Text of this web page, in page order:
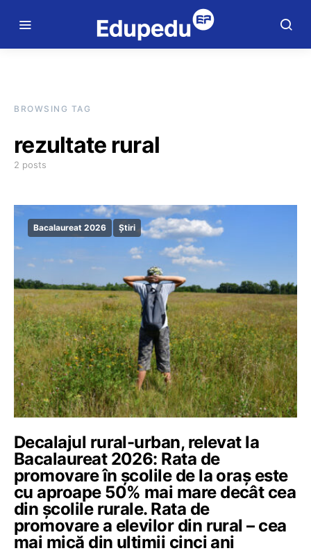
BROWSING TAG
rezultate rural
2 posts
Bacalaureat 2026 Știri
Decalajul rural-urban, relevat la
Bacalaureat 2026: Rata de
promovare în școlile de la oraș este
cu aproape 50% mai mare decât cea
din școlile rurale. Rata de
promovare a elevilor din rural – cea
mai mică din ultimii cinci ani